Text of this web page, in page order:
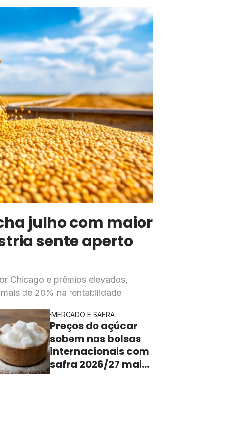
julho com maior
sente aperto
Chicago e prêmios elevados,
de 20% na rentabilidade
MERCADO E SAFRA
Preços do açúcar
sobem nas bolsas
internacionais com
safra 2026/27 mais